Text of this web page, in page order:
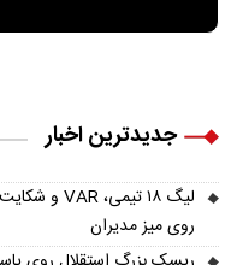
جدیدترین اخبار
روی میز مدیران